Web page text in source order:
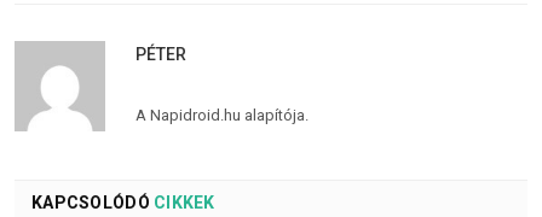
PÉTER
A Napidroid.hu alapítója.
KAPCSOLÓDÓ CIKKEK